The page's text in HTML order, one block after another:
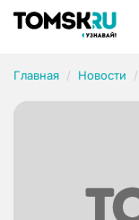
Главная Новости